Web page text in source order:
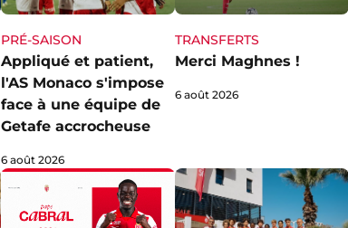
PRÉ-SAISON
Appliqué et patient,
l'AS Monaco s'impose
face à une équipe de
Getafe accrocheuse
6 août 2026
TRANSFERTS
Merci Maghnes !
6 août 2026